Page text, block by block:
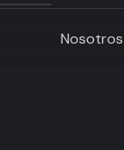
Nosotros